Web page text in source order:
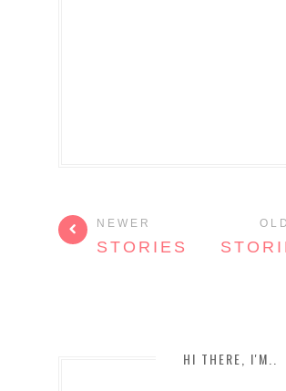
NEWER
STORIES
HI THERE, I'M..